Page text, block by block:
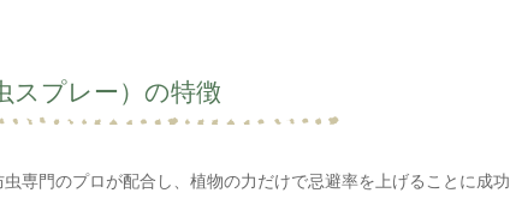
スプレー）の特徴
専門のプロが配合し、植物の力だけで忌避率を上げることに成功